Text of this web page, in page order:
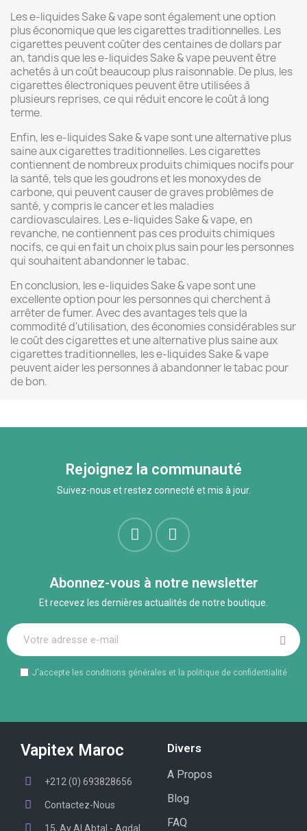
Les e-liquides Sake & vape sont également une option
plus économique que les cigarettes traditionnelles. Les
cigarettes peuvent coûter des centaines de dollars par
an, tandis que les e-liquides Sake & vape peuvent être
achetés à un coût beaucoup plus raisonnable. De plus, les
cigarettes électroniques peuvent être utilisées à
plusieurs reprises, ce qui réduit encore le coût à long
terme.
Enfin, les e-liquides Sake & vape sont une alternative plus
saine aux cigarettes traditionnelles. Les cigarettes
contiennent de nombreux produits chimiques nocifs pour
la santé, tels que les goudrons et les monoxydes de
carbone, qui peuvent causer de graves problèmes de
santé, y compris le cancer et les maladies
cardiovasculaires. Les e-liquides Sake & vape, en
revanche, ne contiennent pas ces produits chimiques
nocifs, ce qui en fait un choix plus sain pour les personnes
qui souhaitent abandonner le tabac.
En conclusion, les e-liquides Sake & vape sont une
excellente option pour les personnes qui cherchent à
arrêter de fumer. Avec des avantages tels que la
commodité d'utilisation, des économies considérables sur
le coût des cigarettes et une alternative plus saine aux
cigarettes traditionnelles, les e-liquides Sake & vape
peuvent aider les personnes à abandonner le tabac pour
de bon.
Rejoignez la communauté
Suivez-nous et restez connecté et mis à jour.
Abonnez-vous à notre newsletter
Et recevez les dernières actualités de notre boutique.
J'accepte les conditions générales et la politique de confidentialité
Vapitex Maroc
+212 (0) 693828656
Contactez-Nous
15, Av Al Abtal - Agdal
Divers
A Propos
Blog
FAQ